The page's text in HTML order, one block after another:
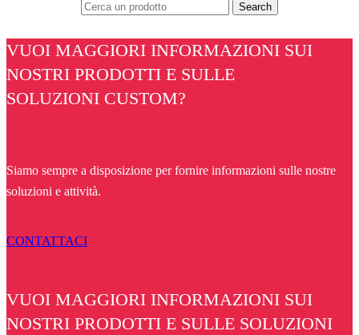
Search
VUOI MAGGIORI INFORMAZIONI SUI
NOSTRI PRODOTTI E SULLE
SOLUZIONI CUSTOM?
Siamo sempre a disposizione per fornire informazioni sulle nostre
soluzioni e attività.
CONTATTACI
VUOI MAGGIORI INFORMAZIONI SUI
NOSTRI PRODOTTI E SULLE SOLUZIONI